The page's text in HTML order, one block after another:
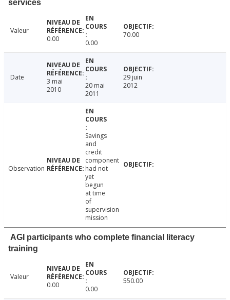
services
Valeur
0.00
0.00
70.00
Date
3 mai
2010
20 mai
2011
29 juin
2012
Observation
Savings
and
credit
component
had not
yet
begun
at time
of
supervision
mission
AGI participants who complete financial literacy
training
Valeur
0.00
0.00
550.00